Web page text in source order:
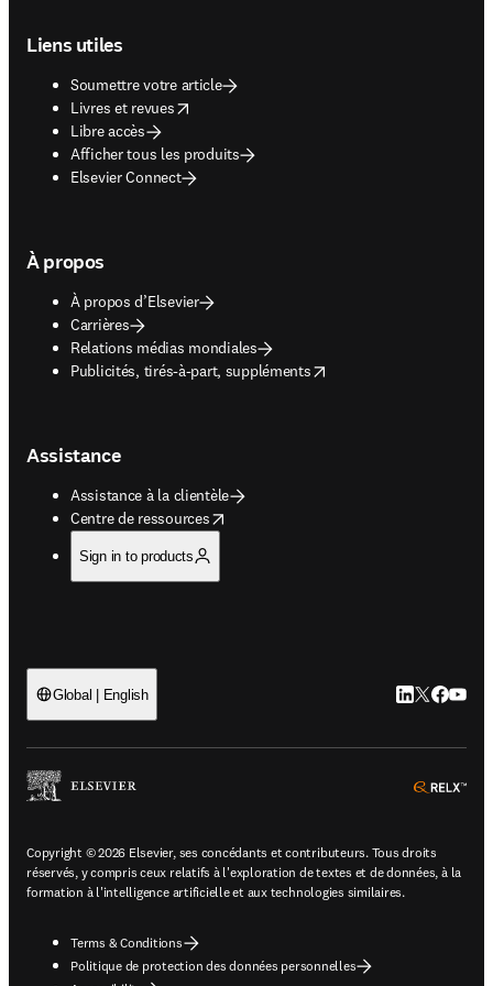
Liens utiles
Soumettre votre article
Livres et revues
opens in new tab/window
Libre accès
Afficher tous les produits
Elsevier Connect
À propos
À propos d’Elsevier
Carrières
Relations médias mondiales
Publicités, tirés-à-part, suppléments
opens in new tab/window
Assistance
Assistance à la clientèle
Centre de ressources
opens in new tab/window
Sign in to products
Global | English LinkedIn
Twitter
Copyright © 2026 Elsevier, ses concédants et contributeurs. Tous droits
réservés, y compris ceux relatifs à l'exploration de textes et de données, à la
formation à l'intelligence artificielle et aux technologies similaires.
Terms & Conditions
Politique de protection des données personnelles